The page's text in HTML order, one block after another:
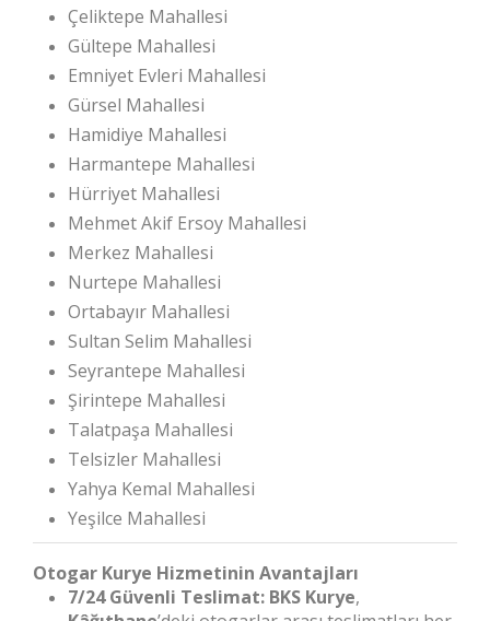
Çeliktepe Mahallesi
Gültepe Mahallesi
Emniyet Evleri Mahallesi
Gürsel Mahallesi
Hamidiye Mahallesi
Harmantepe Mahallesi
Hürriyet Mahallesi
Mehmet Akif Ersoy Mahallesi
Merkez Mahallesi
Nurtepe Mahallesi
Ortabayır Mahallesi
Sultan Selim Mahallesi
Seyrantepe Mahallesi
Şirintepe Mahallesi
Talatpaşa Mahallesi
Telsizler Mahallesi
Yahya Kemal Mahallesi
Yeşilce Mahallesi
Otogar Kurye Hizmetinin Avantajları
7/24 Güvenli Teslimat: BKS Kurye,